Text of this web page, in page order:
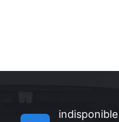
indisponible